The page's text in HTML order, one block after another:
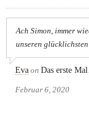
Ach Simon, immer
unseren glücklichsten
Eva on Das erste
Februar 6, 2020